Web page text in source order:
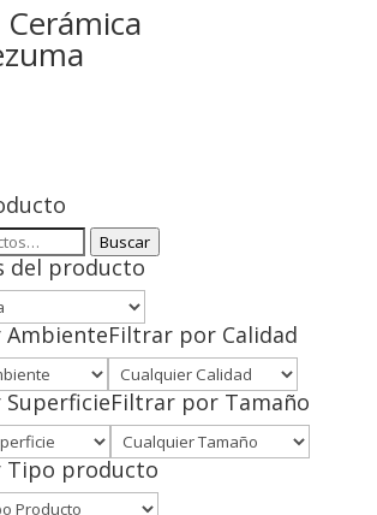
Buscar
del producto
Filtrar por Calidad
Filtrar por Tamaño
producto